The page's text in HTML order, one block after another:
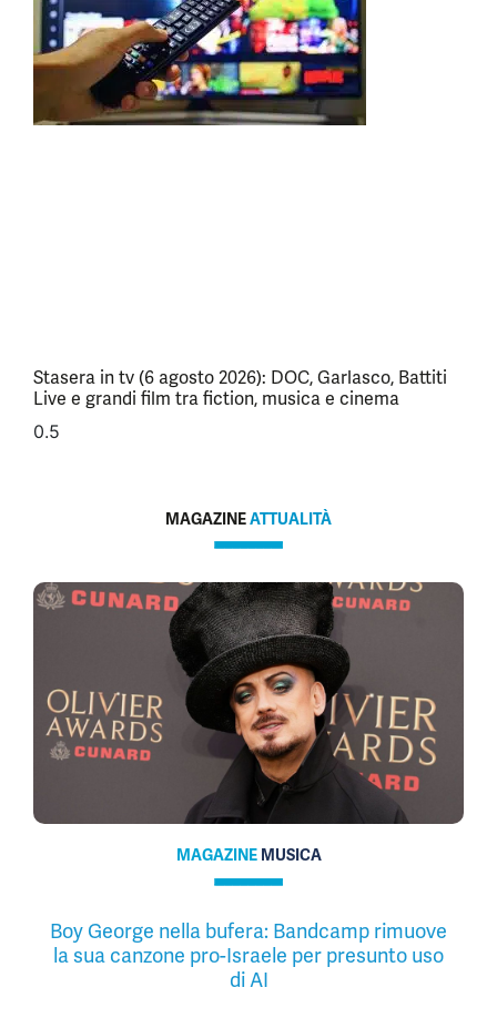
Stasera in tv (6 agosto 2026): DOC, Garlasco, Battiti
Live e grandi film tra fiction, musica e cinema
MAGAZINEATTUALITÀ
MAGAZINE MUSICA
Boy George nella bufera: Bandcamp rimuove
la sua canzone pro-Israele per presunto uso
di AI